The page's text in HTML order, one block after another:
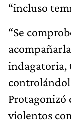
“incluso
“Se
indagatoria,
Protagonizó
violentos